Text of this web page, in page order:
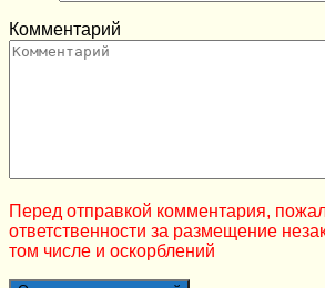
Комментарий
Перед отправкой комментария,
ответственности за размещение
том числе и оскорблений